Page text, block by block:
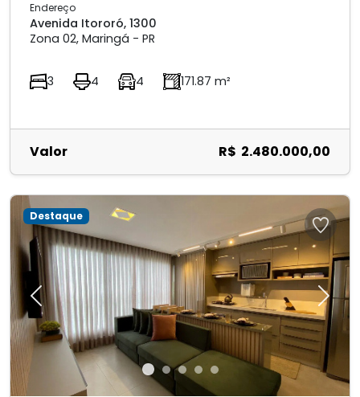
Endereço
Avenida Itororó, 1300
Zona 02, Maringá - PR
3 4 4 171.87 m²
Valor R$ 2.480.000,00
Previous Next
Destaque